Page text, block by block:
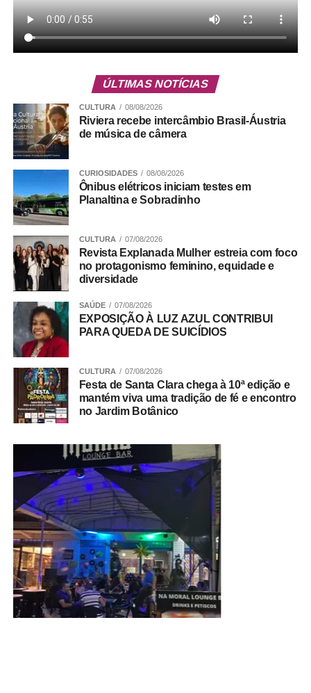
ÚLTIMAS NOTÍCIAS
CULTURA 08/08/2026
Riviera recebe intercâmbio Brasil-Áustria
de música de câmera
CURIOSIDADES 08/08/2026
Ônibus elétricos iniciam testes em
Planaltina e Sobradinho
CULTURA 07/08/2026
Revista Explanada Mulher estreia com foco
no protagonismo feminino, equidade e
diversidade
SAÚDE 07/08/2026
EXPOSIÇÃO À LUZ AZUL CONTRIBUI
PARA QUEDA DE SUICÍDIOS
CULTURA 07/08/2026
Festa de Santa Clara chega à 10ª edição e
mantém viva uma tradição de fé e encontro
no Jardim Botânico